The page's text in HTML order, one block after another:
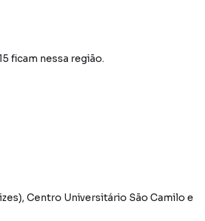
Paulo. Não encontrou o que procurava
em contato com nossa equipe pelo
e comerciais, sobrados,
em construção ou
Paulo. Aqui você encontra milhares de
e tranquilidade. Na Sell Imóveis você
não estando na cidade e com a
smartphone. Nós criamos soluções
ficam nessa região.
, Centro Universitário São Camilo e